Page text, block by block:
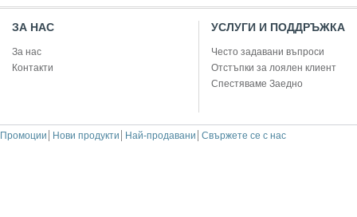
ЗА НАС
За нас
Контакти
УСЛУГИ И ПОДДРЪЖКА
Често задавани въпроси
Отстъпки за лоялен клиент
Спестяваме Заедно
Промоции Нови продукти Най-продавани Свържете се с нас